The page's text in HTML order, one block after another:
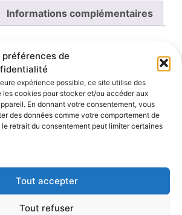
préférences de
expérience possible, ce site utilise des
cookies pour stocker et/ou accéder aux
En donnant votre consentement, vous
des données comme votre comportement de
retrait du consentement peut limiter certaines
Tout accepter
Tout refuser
Informations complémentaires
coucher de lune, Grèce
lune, ciel sombre et étoilé.
de la lune et du paysage tout en